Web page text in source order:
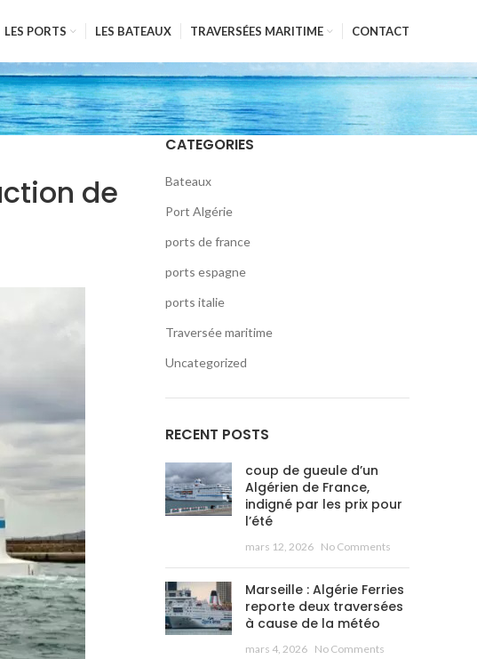
LES PORTS LES BATEAUX TRAVERSÉES MARITIME CONTACT
de
CATEGORIES
Bateaux
Port Algérie
ports de france
ports espagne
ports italie
Traversée maritime
Uncategorized
RECENT POSTS
coup de gueule d’un
Algérien de France,
indigné par les prix pour
l’été
mars 12, 2026 No Comments
Marseille : Algérie Ferries
reporte deux traversées
à cause de la météo
mars 4, 2026 No Comments